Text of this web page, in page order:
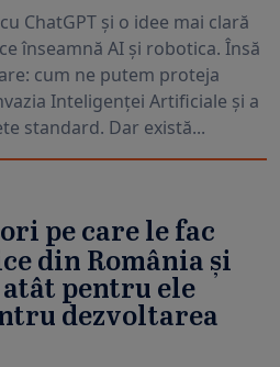
ChatGPT și o idee mai clară
înseamnă AI și robotica. Însă
cum ne putem proteja
Inteligenței Artificiale și a
standard. Dar există...
pe care le fac
din România și
pentru ele
dezvoltarea